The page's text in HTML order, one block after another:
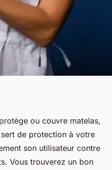
de
?
2 min de lecture
ou couvre matelas,
de protection à votre
son utilisateur contre
Vous trouverez un bon